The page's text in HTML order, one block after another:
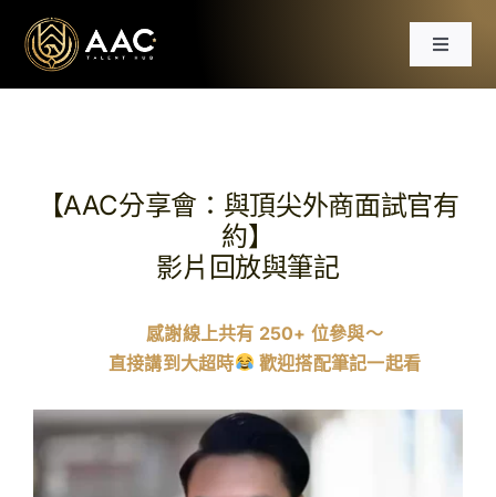
content
Toggle
免費資源
【AAC分享會：與頂尖外商面試官有
約】
影片回放與筆記
感謝線上共有 250+ 位參與～
直接講到大超時
歡迎搭配筆記一起看